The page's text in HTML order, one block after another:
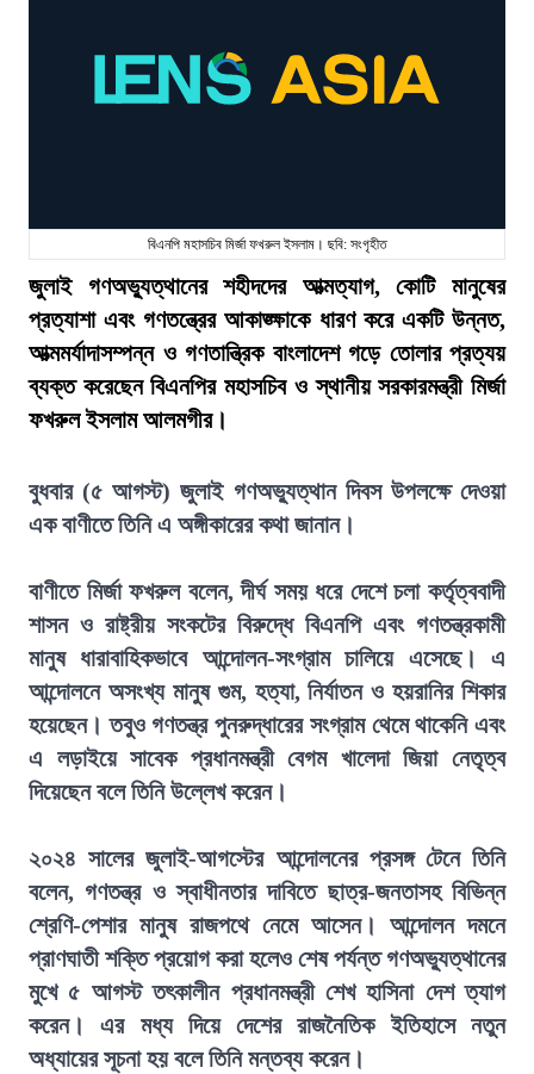
বিএনপি মহাসচিব মির্জা ফখরুল ইসলাম। ছবি: সংগৃহীত
জুলাই গণঅভ্যুত্থানের শহীদদের আত্মত্যাগ, কোটি মানুষের
প্রত্যাশা এবং গণতন্ত্রের আকাঙ্ক্ষাকে ধারণ করে একটি উন্নত,
আত্মমর্যাদাসম্পন্ন ও গণতান্ত্রিক বাংলাদেশ গড়ে তোলার প্রত্যয়
ব্যক্ত করেছেন বিএনপির মহাসচিব ও স্থানীয় সরকারমন্ত্রী মির্জা
ফখরুল ইসলাম আলমগীর।
বুধবার (৫ আগস্ট) জুলাই গণঅভ্যুত্থান দিবস উপলক্ষে দেওয়া
এক বাণীতে তিনি এ অঙ্গীকারের কথা জানান।
বাণীতে মির্জা ফখরুল বলেন, দীর্ঘ সময় ধরে দেশে চলা কর্তৃত্ববাদী
শাসন ও রাষ্ট্রীয় সংকটের বিরুদ্ধে বিএনপি এবং গণতন্ত্রকামী
মানুষ ধারাবাহিকভাবে আন্দোলন-সংগ্রাম চালিয়ে এসেছে। এ
আন্দোলনে অসংখ্য মানুষ গুম, হত্যা, নির্যাতন ও হয়রানির শিকার
হয়েছেন। তবুও গণতন্ত্র পুনরুদ্ধারের সংগ্রাম থেমে থাকেনি এবং
এ লড়াইয়ে সাবেক প্রধানমন্ত্রী বেগম খালেদা জিয়া নেতৃত্ব
দিয়েছেন বলে তিনি উল্লেখ করেন।
২০২৪ সালের জুলাই-আগস্টের আন্দোলনের প্রসঙ্গ টেনে তিনি
বলেন, গণতন্ত্র ও স্বাধীনতার দাবিতে ছাত্র-জনতাসহ বিভিন্ন
শ্রেণি-পেশার মানুষ রাজপথে নেমে আসেন। আন্দোলন দমনে
প্রাণঘাতী শক্তি প্রয়োগ করা হলেও শেষ পর্যন্ত গণঅভ্যুত্থানের
মুখে ৫ আগস্ট তৎকালীন প্রধানমন্ত্রী শেখ হাসিনা দেশ ত্যাগ
করেন। এর মধ্য দিয়ে দেশের রাজনৈতিক ইতিহাসে নতুন
অধ্যায়ের সূচনা হয় বলে তিনি মন্তব্য করেন।